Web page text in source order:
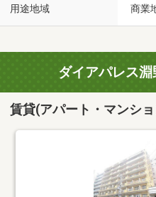
用途地域 商業
ダイアパレス
賃貸(アパート・マンシ